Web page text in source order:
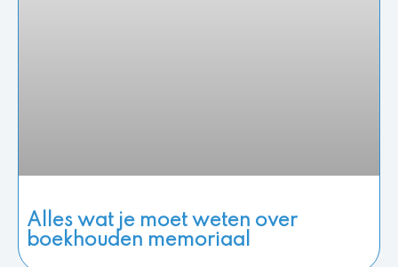
Alles wat je moet weten over
boekhouden memoriaal